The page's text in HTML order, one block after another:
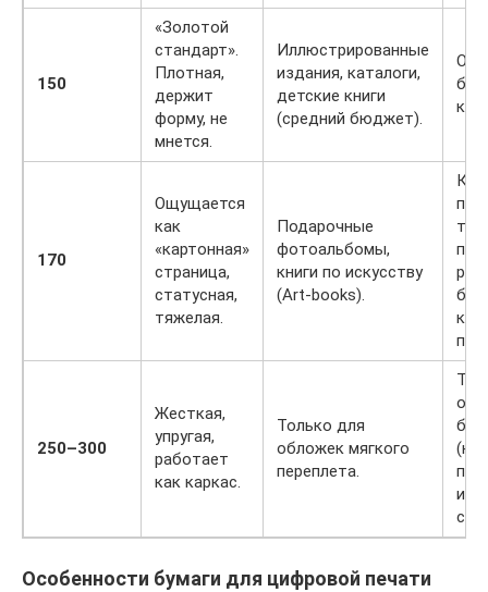
150
«Золотой
стандарт».
Плотная,
держит
форму, не
мнется.
Иллюстрированные
издания, каталоги,
детские книги
(средний бюджет).
170
Ощущается
как
«картонная»
страница,
статусная,
тяжелая.
Подарочные
фотоальбомы,
книги по искусству
(Art-books).
без
250–300
Жесткая,
упругая,
работает
как каркас.
Только для
обложек мягкого
переплета.
Особенности бумаги для цифровой печати